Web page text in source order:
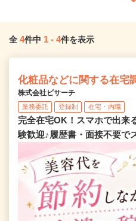
全 4件中 1 - 4件を表示
化粧品などに関する在宅
株式会社ビサーチ
業務委託 登録制 在宅・内職
完全在宅OK！スマホで出来
験歓迎♪履歴書・面接不要で